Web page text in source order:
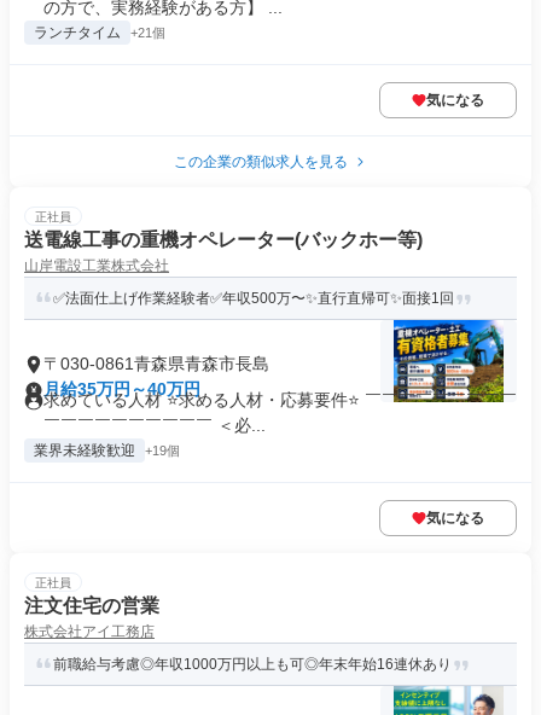
の方で、実務経験がある方】 ...
ランチタイム +21個
気になる
この企業の類似求人を見る
正社員
送電線工事の重機オペレーター(バックホー等)
山岸電設工業株式会社
✅法面仕上げ作業経験者✅年収500万〜✨直行直帰可✨面接1回
〒030-0861青森県青森市長島
月給35万円～40万円
求めている人材 ⭐求める人材・応募要件⭐ ￣￣￣￣￣￣￣￣￣
￣￣￣￣￣￣￣￣￣￣ ＜必...
業界未経験歓迎 +19個
気になる
正社員
注文住宅の営業
株式会社アイ工務店
前職給与考慮◎年収1000万円以上も可◎年末年始16連休あり